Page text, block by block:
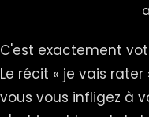
C'est exactement
Le récit « je vais
vous vous infligez à